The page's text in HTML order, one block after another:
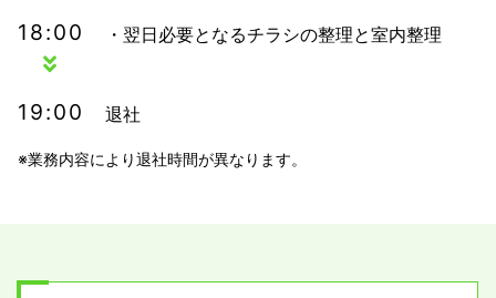
18:00 ・翌日必要となるチラシの整理と室内整理
19:00 退社
※業務内容により退社時間が異なります。